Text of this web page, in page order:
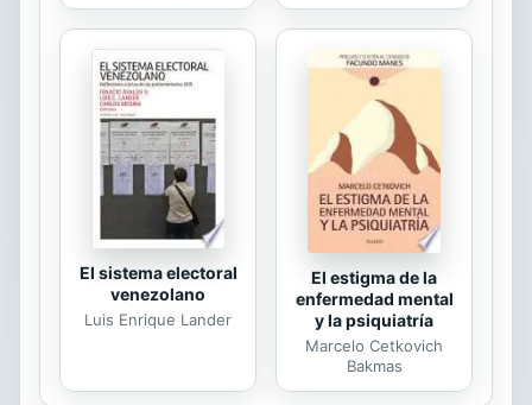
El sistema electoral
venezolano
Luis Enrique Lander
El estigma de la
enfermedad mental
y la psiquiatría
Marcelo Cetkovich
Bakmas